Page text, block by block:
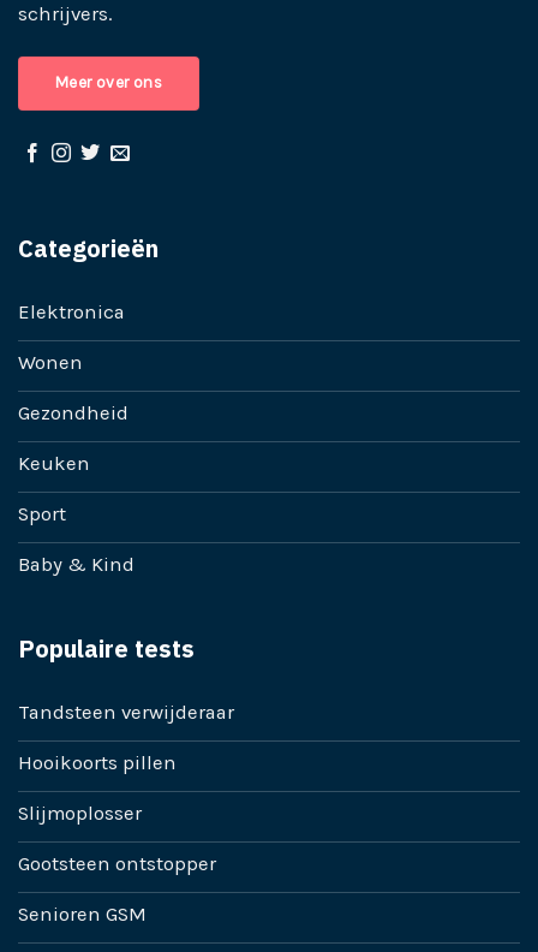
schrijvers.
Meer over ons
Categorieën
Elektronica
Wonen
Gezondheid
Keuken
Sport
Baby & Kind
Populaire tests
Tandsteen verwijderaar
Hooikoorts pillen
Slijmoplosser
Gootsteen ontstopper
Senioren GSM